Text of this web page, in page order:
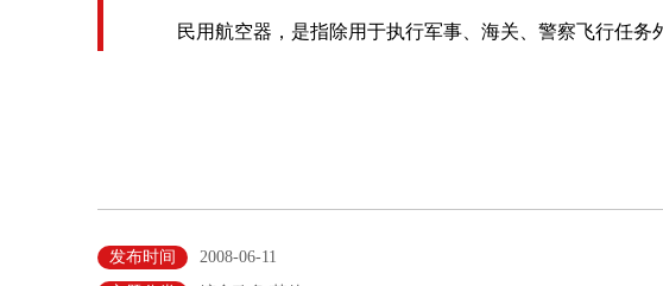
民用航空器，是指除用于执行军事、海关、警察飞行任务
发布时间
2008-06-11